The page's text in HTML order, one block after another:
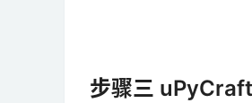
步骤三